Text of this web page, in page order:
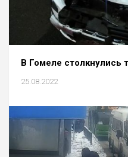
В Гомеле столкнулись
25.08.2022